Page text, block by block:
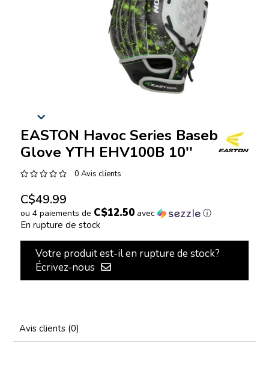
EASTON Havoc Series Baseball
Glove YTH EHV100B 10''
0 Avis clients
C$49.99
ou 4 paiements de C$12.50avec ⓘ
En rupture de stock
Votre produit est-il en rupture de stock?
Écrivez-nous
Avis clients (0)